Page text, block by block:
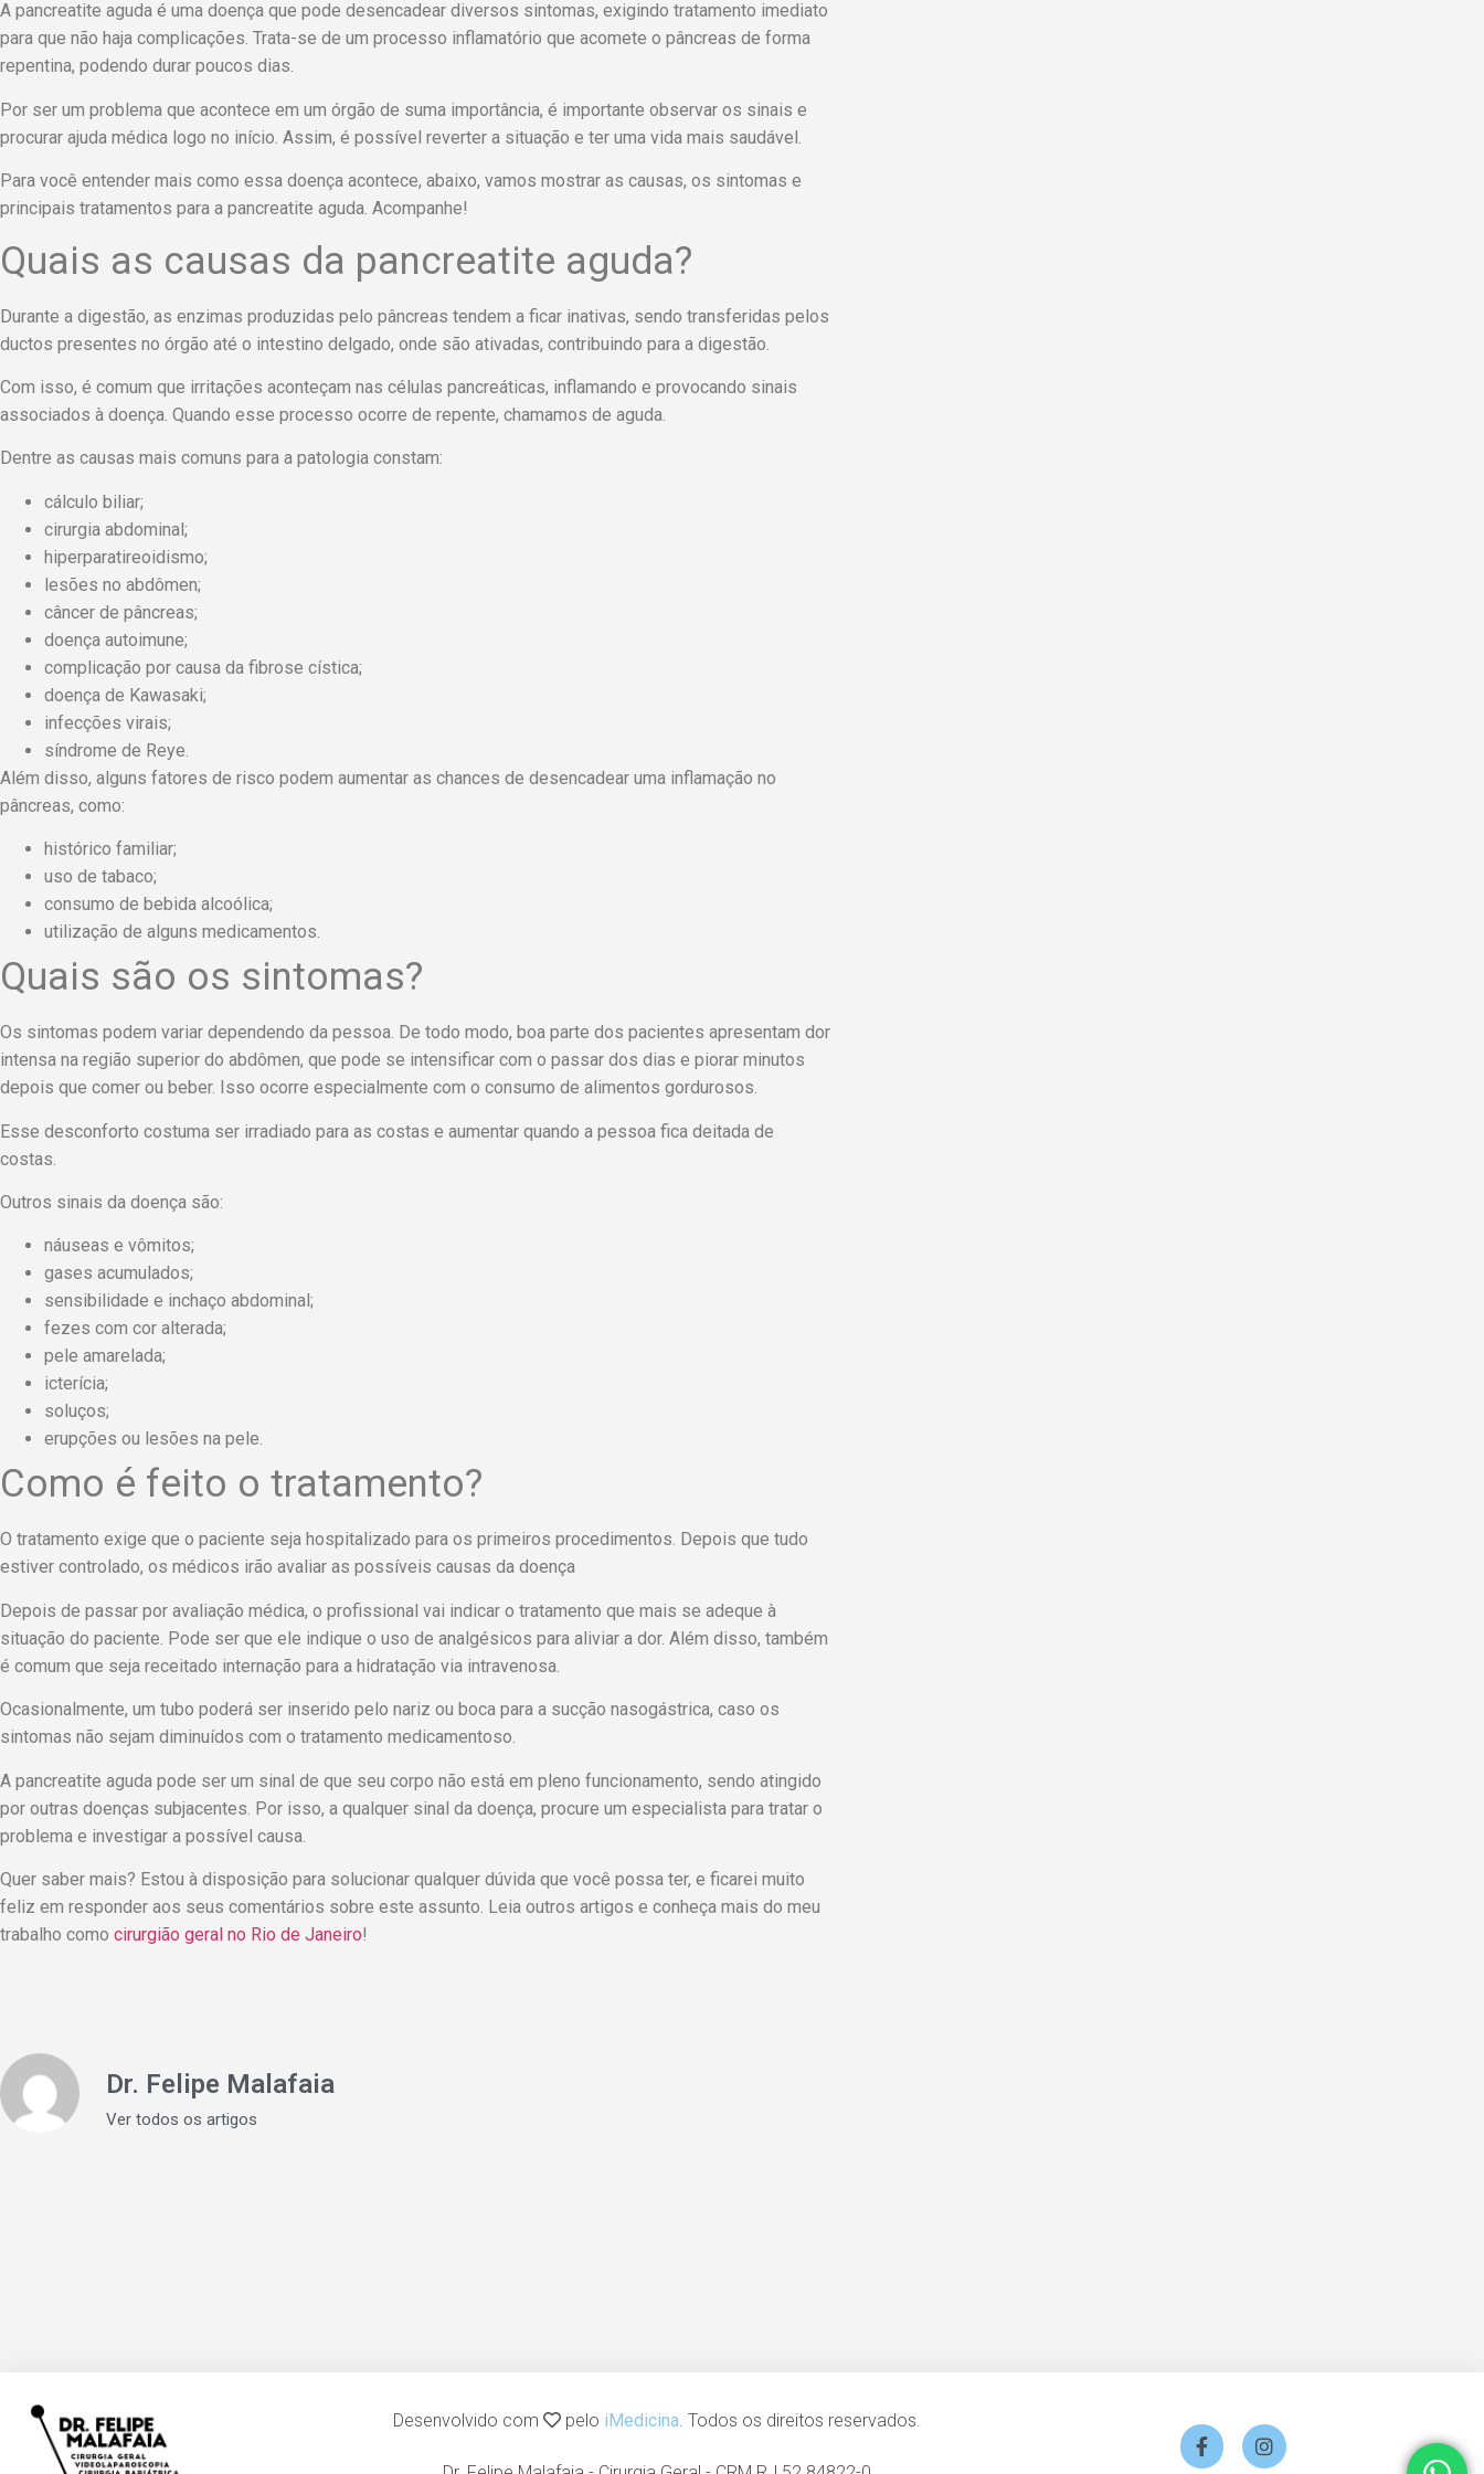
A pancreatite aguda é uma doença que pode desencadear diversos sintomas, exigindo tratamento imediato
para que não haja complicações. Trata-se de um processo inflamatório que acomete o pâncreas de forma
repentina, podendo durar poucos dias.
Por ser um problema que acontece em um órgão de suma importância, é importante observar os sinais e
procurar ajuda médica logo no início. Assim, é possível reverter a situação e ter uma vida mais saudável.
Para você entender mais como essa doença acontece, abaixo, vamos mostrar as causas, os sintomas e
principais tratamentos para a pancreatite aguda. Acompanhe!
Quais as causas da pancreatite aguda?
Durante a digestão, as enzimas produzidas pelo pâncreas tendem a ficar inativas, sendo transferidas pelos
ductos presentes no órgão até o intestino delgado, onde são ativadas, contribuindo para a digestão.
Com isso, é comum que irritações aconteçam nas células pancreáticas, inflamando e provocando sinais
associados à doença. Quando esse processo ocorre de repente, chamamos de aguda.
Dentre as causas mais comuns para a patologia constam:
cálculo biliar;
cirurgia abdominal;
hiperparatireoidismo;
lesões no abdômen;
câncer de pâncreas;
doença autoimune;
complicação por causa da fibrose cística;
doença de Kawasaki;
infecções virais;
síndrome de Reye.
Além disso, alguns fatores de risco podem aumentar as chances de desencadear uma inflamação no
pâncreas, como:
histórico familiar;
uso de tabaco;
consumo de bebida alcoólica;
utilização de alguns medicamentos.
Quais são os sintomas?
Os sintomas podem variar dependendo da pessoa. De todo modo, boa parte dos pacientes apresentam dor
intensa na região superior do abdômen, que pode se intensificar com o passar dos dias e piorar minutos
depois que comer ou beber. Isso ocorre especialmente com o consumo de alimentos gordurosos.
Esse desconforto costuma ser irradiado para as costas e aumentar quando a pessoa fica deitada de
costas.
Outros sinais da doença são:
náuseas e vômitos;
gases acumulados;
sensibilidade e inchaço abdominal;
fezes com cor alterada;
pele amarelada;
icterícia;
soluços;
erupções ou lesões na pele.
Como é feito o tratamento?
O tratamento exige que o paciente seja hospitalizado para os primeiros procedimentos. Depois que tudo
estiver controlado, os médicos irão avaliar as possíveis causas da doença
Depois de passar por avaliação médica, o profissional vai indicar o tratamento que mais se adeque à
situação do paciente. Pode ser que ele indique o uso de analgésicos para aliviar a dor. Além disso, também
é comum que seja receitado internação para a hidratação via intravenosa.
Ocasionalmente, um tubo poderá ser inserido pelo nariz ou boca para a sucção nasogástrica, caso os
sintomas não sejam diminuídos com o tratamento medicamentoso.
A pancreatite aguda pode ser um sinal de que seu corpo não está em pleno funcionamento, sendo atingido
por outras doenças subjacentes. Por isso, a qualquer sinal da doença, procure um especialista para tratar o
problema e investigar a possível causa.
Quer saber mais? Estou à disposição para solucionar qualquer dúvida que você possa ter, e ficarei muito
feliz em responder aos seus comentários sobre este assunto. Leia outros artigos e conheça mais do meu
trabalho como cirurgião geral no Rio de Janeiro!
Dr. Felipe Malafaia
Ver todos os artigos
Desenvolvido com pelo iMedicina. Todos os direitos reservados.